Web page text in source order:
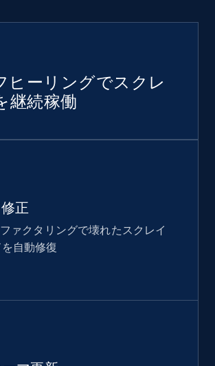
ヒーリングでスクレ
継続稼働
正
ァクタリングで壊れたスクレイ
自動修復